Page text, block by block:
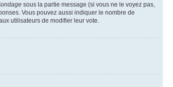
sous la partie message (si vous ne le voyez pas,
Vous pouvez aussi indiquer le nombre de
utilisateurs de modifier leur vote.